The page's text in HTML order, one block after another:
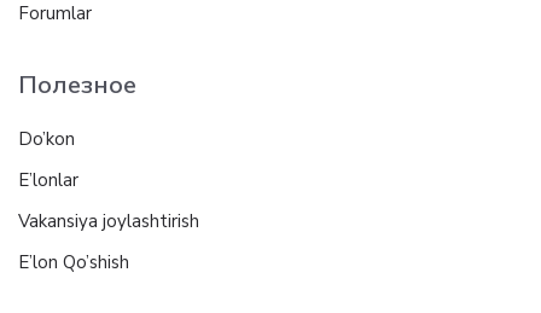
Forumlar
Полезное
Do’kon
E’lonlar
Vakansiya joylashtirish
E’lon Qo’shish